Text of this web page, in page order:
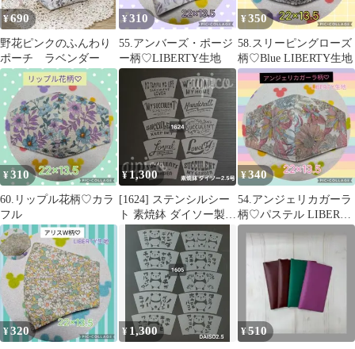
¥690
野花ピンクのふんわり
ポーチ ラベンダー
¥310
55.アンバーズ・ポージ
ー柄♡LIBERTY生地
¥350
58.スリーピングローズ
柄♡Blue LIBERTY生地
¥310
60.リップル花柄♡カラ
フル
¥1,300
[1624] ステンシルシー
ト 素焼鉢 ダイソー製
2.5号鉢 10枚セット
¥340
54.アンジェリカガーラ
柄♡パステル LIBERTY
生地
¥320 ¥ 1,300 ¥510